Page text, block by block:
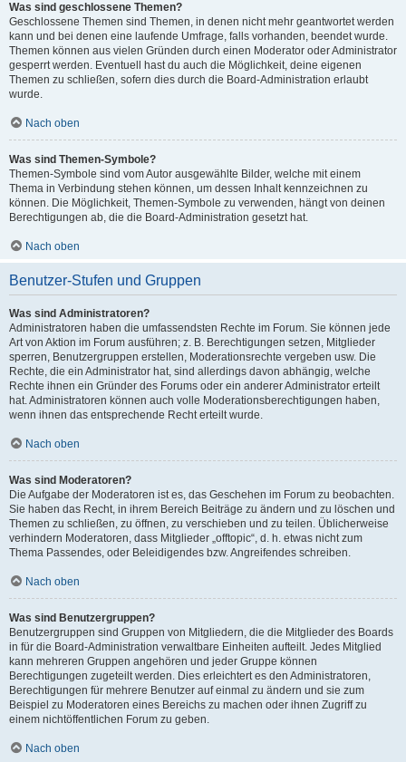
Was sind geschlossene Themen?
Geschlossene Themen sind Themen, in denen nicht mehr geantwortet werden
kann und bei denen eine laufende Umfrage, falls vorhanden, beendet wurde.
Themen können aus vielen Gründen durch einen Moderator oder Administrator
gesperrt werden. Eventuell hast du auch die Möglichkeit, deine eigenen
Themen zu schließen, sofern dies durch die Board-Administration erlaubt
wurde.
Nach oben
Was sind Themen-Symbole?
Themen-Symbole sind vom Autor ausgewählte Bilder, welche mit einem
Thema in Verbindung stehen können, um dessen Inhalt kennzeichnen zu
können. Die Möglichkeit, Themen-Symbole zu verwenden, hängt von deinen
Berechtigungen ab, die die Board-Administration gesetzt hat.
Nach oben
Benutzer-Stufen und Gruppen
Was sind Administratoren?
Administratoren haben die umfassendsten Rechte im Forum. Sie können jede
Art von Aktion im Forum ausführen; z. B. Berechtigungen setzen, Mitglieder
sperren, Benutzergruppen erstellen, Moderationsrechte vergeben usw. Die
Rechte, die ein Administrator hat, sind allerdings davon abhängig, welche
Rechte ihnen ein Gründer des Forums oder ein anderer Administrator erteilt
hat. Administratoren können auch volle Moderationsberechtigungen haben,
wenn ihnen das entsprechende Recht erteilt wurde.
Nach oben
Was sind Moderatoren?
Die Aufgabe der Moderatoren ist es, das Geschehen im Forum zu beobachten.
Sie haben das Recht, in ihrem Bereich Beiträge zu ändern und zu löschen und
Themen zu schließen, zu öffnen, zu verschieben und zu teilen. Üblicherweise
verhindern Moderatoren, dass Mitglieder „offtopic“, d. h. etwas nicht zum
Thema Passendes, oder Beleidigendes bzw. Angreifendes schreiben.
Nach oben
Was sind Benutzergruppen?
Benutzergruppen sind Gruppen von Mitgliedern, die die Mitglieder des Boards
in für die Board-Administration verwaltbare Einheiten aufteilt. Jedes Mitglied
kann mehreren Gruppen angehören und jeder Gruppe können
Berechtigungen zugeteilt werden. Dies erleichtert es den Administratoren,
Berechtigungen für mehrere Benutzer auf einmal zu ändern und sie zum
Beispiel zu Moderatoren eines Bereichs zu machen oder ihnen Zugriff zu
einem nichtöffentlichen Forum zu geben.
Nach oben